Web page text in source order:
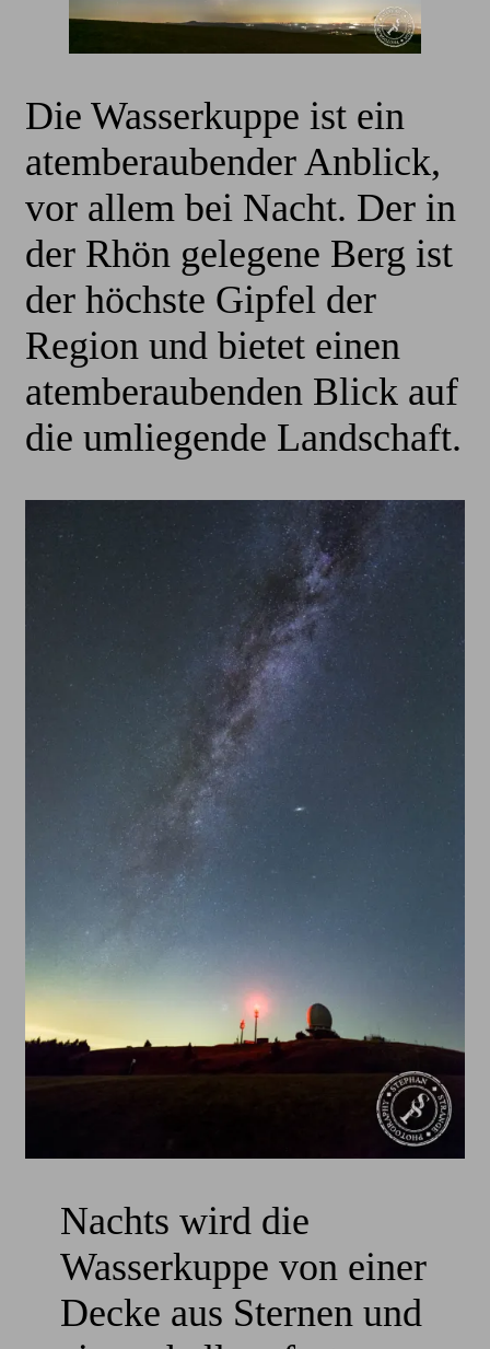
Die Wasserkuppe ist ein
atemberaubender Anblick,
vor allem bei Nacht. Der in
der Rhön gelegene Berg ist
der höchste Gipfel der
Region und bietet einen
atemberaubenden Blick auf
die umliegende Landschaft.
Nachts wird die
Wasserkuppe von einer
Decke aus Sternen und